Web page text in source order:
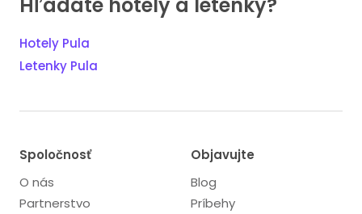
Hotely Pula
Letenky Pula
Spoločnosť
O nás
Partnerstvo
Objavujte
Blog
Príbehy